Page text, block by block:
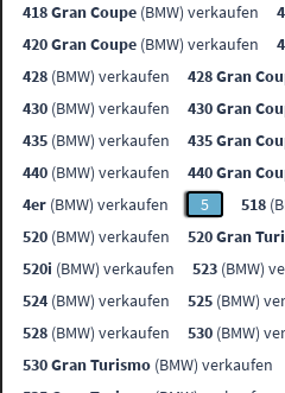
418 Gran Coupe (BMW) verkaufen
420 Gran Coupe (BMW) verkaufen
428 (BMW) verkaufen 428 Gran
430 (BMW) verkaufen 430 Gran
435 (BMW) verkaufen 435 Gran
440 (BMW) verkaufen 440 Gran
4er (BMW) verkaufen 5 518
520 (BMW) verkaufen 520 Gran
520i (BMW) verkaufen 523 (BMW)
524 (BMW) verkaufen 525 (BMW)
528 (BMW) verkaufen 530 (BMW)
530 Gran Turismo (BMW) verkaufen